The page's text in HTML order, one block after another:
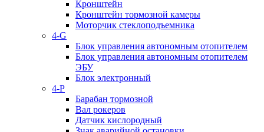
Кронштейн
Кронштейн тормозной камеры
Моторчик стеклоподъемника
4-G
Блок управления автономным отопителем
Блок управления автономным отопителем
ЭБУ
Блок электронный
4-P
Барабан тормозной
Вал рокеров
Датчик кислородный